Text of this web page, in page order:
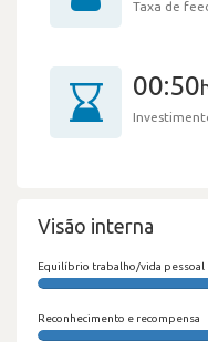
Taxa de
00:50
Visão interna
Equilíbrio trabalho/vida pessoal
Reconhecimento e recompensa